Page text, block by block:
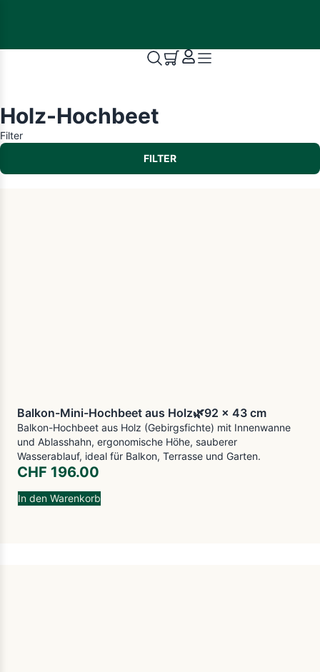
Holz-Hochbeet
Filter
FILTER
Balkon-Mini-Hochbeet aus Holz🌿92 x 43 cm
Balkon-Hochbeet aus Holz (Gebirgsfichte) mit Innenwanne
und Ablasshahn, ergonomische Höhe, sauberer
Wasserablauf, ideal für Balkon, Terrasse und Garten.
CHF 196.00
In den Warenkorb